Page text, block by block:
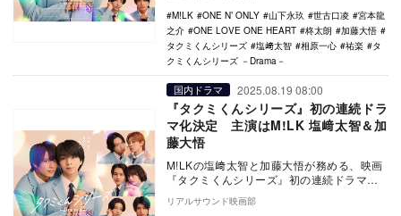
M!LK
ONE N’ ONLY 山下永玖 世古口凌
宮本龍
之介
ONE LOVE ONE HEART 柊太朗
加藤大悟
タクミくんシリーズ
塩﨑太智 相原一心 祐楽
タ
クミくんシリーズ －Drama－
国内ドラマ 2025.08.19 08:00
『タクミくんシリーズ』初の連続ドラ
マ化決定 主演はM!LK 塩﨑太智＆加
藤大悟
M!LKの塩﨑太智と加藤大悟が務める、映画
『タクミくんシリーズ』初の連続ドラマ
『タクミくんシリーズ －Drama－』が、BS
フジ…
リアルサウンド映画部